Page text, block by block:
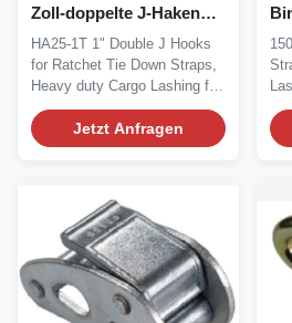
Zoll-doppelte J-Haken
gurtet Edelstahl
HA25-1T 1" Double J Hooks
for Ratchet Tie Down Straps,
Heavy duty Cargo Lashing for
securing...
Jetzt Anfragen